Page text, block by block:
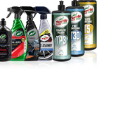
خروج از حساب کاربری